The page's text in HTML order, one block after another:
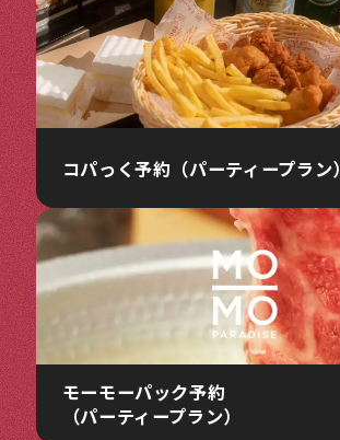
コパっく予約（パーティープラン）
モーモーパック予約
（パーティープラン）